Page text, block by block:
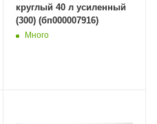
круглый 40 л усиленный
(300) (бп000007916)
Много